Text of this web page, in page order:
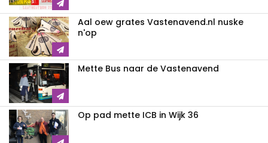
Aal oew grates Vastenavend.nl nuske
n'op
Mette Bus naar de Vastenavend
Op pad mette ICB in Wijk 36